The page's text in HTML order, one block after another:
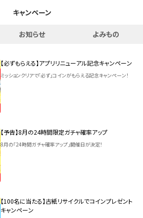
キャンペーン
お知らせ よみもの
【必ずもらえる】アプリリニューアル記念キャンペーン
ミッションクリアで「必ず」コインがもらえる記念キャンペーン！
【予告】8月の24時間限定ガチャ確率アップ
8月の「24時間ガチャ確率アップ」開催日が決定！
【100名に当たる】古紙リサイクルでコインプレゼント
キャンペーン